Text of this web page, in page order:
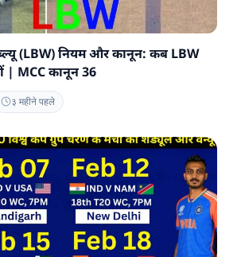
(LBW) नियम और कानून: कब LBW
| MCC कानून 36
३ महीने पहले